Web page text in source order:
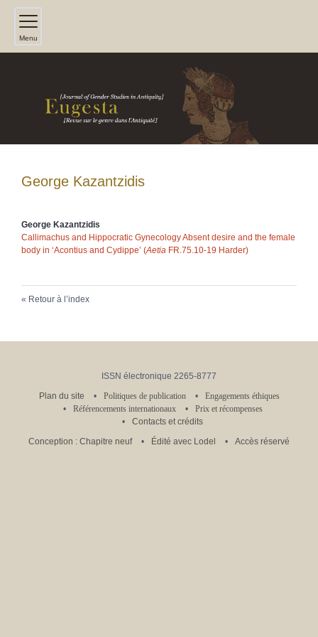
Menu
George Kazantzidis
George Kazantzidis
Callimachus and Hippocratic Gynecology Absent desire and the female
body in ‘Acontius and Cydippe’ (Aetia FR.75.10-19 Harder)
Retour à l’index
ISSN électronique 2265-8777
Plan du site
Politiques de publication
Engagements éthiques
Référencements internationaux
Prix et récompenses
Contacts et crédits
Conception : Chapitre neuf
Édité avec Lodel Accès réservé